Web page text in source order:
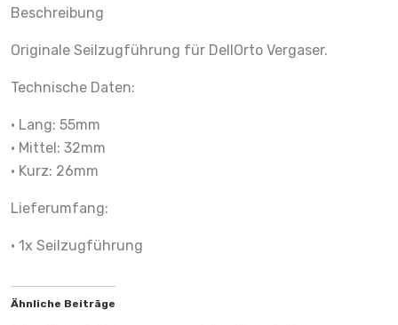
Beschreibung
Originale Seilzugführung für DellOrto Vergaser.
Technische Daten:
• Lang: 55mm
• Mittel: 32mm
• Kurz: 26mm
Lieferumfang:
• 1x Seilzugführung
Ähnliche Beiträge